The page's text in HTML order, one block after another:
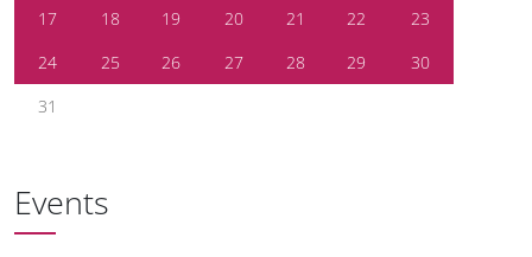
17
18 19 20 21 22
23
24
25 26 27 28 29
30
31
Events